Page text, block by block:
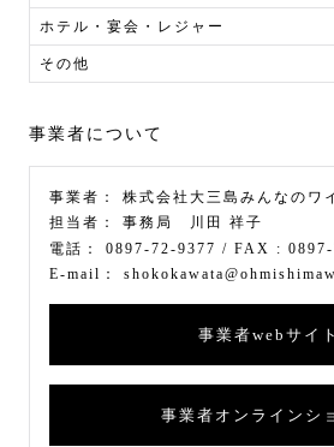
ホテル・宴会・レジャー
その他
事業者について
事業者： 株式会社大三島みんなのワ
担当者： 事務局 川田 祥子
電話： 0897-72-9377 / FAX :
E-mail：
事業者webサイト
事業者オンラインシ